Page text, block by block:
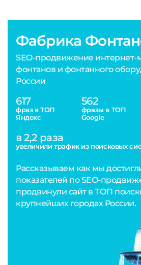
Фабрика
SEO-продвижение интернет-
фонтанов и фонтанного
России
617
фраз в ТОП
Яндекс
562
фразы в ТОП
Google
в 2,2 раза
увеличили трафик из поисковых
Рассказываем как мы
показателей по SEO-
продвинули сайт в ТОП
крупнейших городах России.